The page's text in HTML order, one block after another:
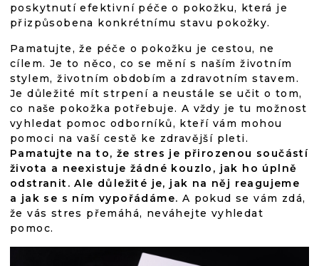
poskytnutí efektivní péče o pokožku, která je
přizpůsobena konkrétnímu stavu pokožky.
Pamatujte, že péče o pokožku je cestou, ne
cílem. Je to něco, co se mění s naším životním
stylem, životním obdobím a zdravotním stavem.
Je důležité mít strpení a neustále se učit o tom,
co naše pokožka potřebuje. A vždy je tu možnost
vyhledat pomoc odborníků, kteří vám mohou
pomoci na vaší cestě ke zdravější pleti.
Pamatujte na to, že stres je přirozenou součástí
života a neexistuje žádné kouzlo, jak ho úplně
odstranit. Ale důležité je, jak na něj reagujeme
a jak se s ním vypořádáme. A pokud se vám zdá,
že vás stres přemáhá, neváhejte vyhledat
pomoc.